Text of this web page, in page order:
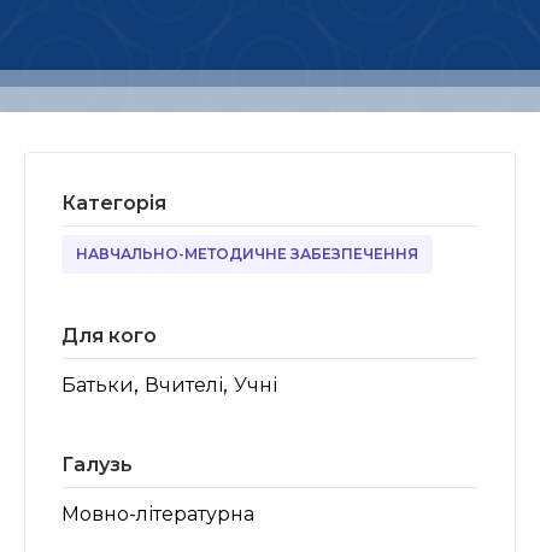
Категорія
НАВЧАЛЬНО-МЕТОДИЧНЕ ЗАБЕЗПЕЧЕННЯ
Для кого
Батьки, Вчителі, Учні
Галузь
Мовно-літературна